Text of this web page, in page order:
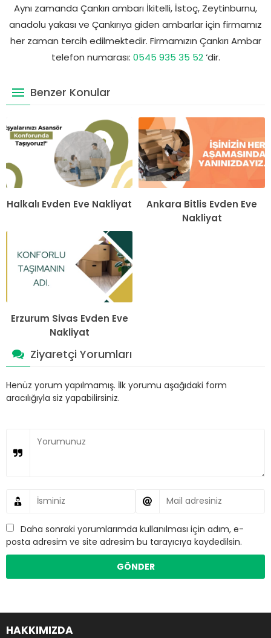
Aynı zamanda Çankırı ambarı İkitelli, İstoç, Zeytinburnu,
anadolu yakası ve Çankırıya giden ambarlar için firmamız
her zaman tercih edilmektedir. Firmamızın Çankırı Ambar
telefon numarası: 0545 935 35 52‘dir.
Benzer Konular
Halkalı Evden Eve Nakliyat
Ankara Bitlis Evden Eve
Nakliyat
Erzurum Sivas Evden Eve
Nakliyat
Ziyaretçi Yorumları
Henüz yorum yapılmamış. İlk yorumu aşağıdaki form
aracılığıyla siz yapabilirsiniz.
Daha sonraki yorumlarımda kullanılması için adım, e-
posta adresim ve site adresim bu tarayıcıya kaydedilsin.
HAKKIMIZDA